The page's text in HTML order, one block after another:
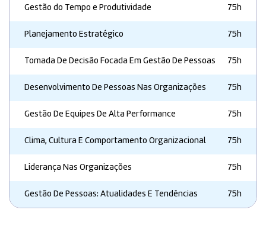
Gestão do Tempo e Produtividade 75h
Planejamento Estratégico 75h
Tomada De Decisão Focada Em Gestão De Pessoas 75h
Desenvolvimento De Pessoas Nas Organizações 75h
Gestão De Equipes De Alta Performance 75h
Clima, Cultura E Comportamento Organizacional 75h
Liderança Nas Organizações 75h
Gestão De Pessoas: Atualidades E Tendências 75h